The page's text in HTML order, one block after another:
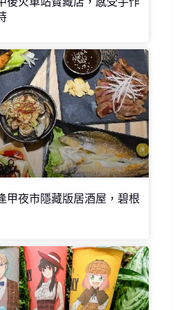
甲夜市隱藏版居酒屋，碧根